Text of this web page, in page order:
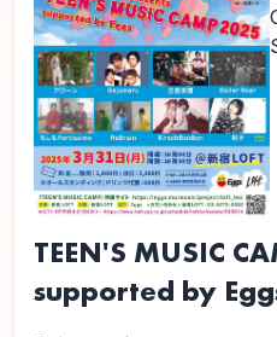
TEEN'S MUSIC
supported by